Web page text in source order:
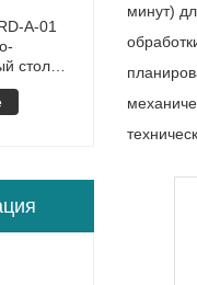
минут)
A-01
стол